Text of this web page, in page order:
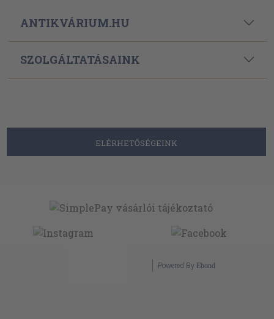
ANTIKVÁRIUM.HU
SZOLGÁLTATÁSAINK
ELÉRHETŐSÉGEINK
Powered By Ebond